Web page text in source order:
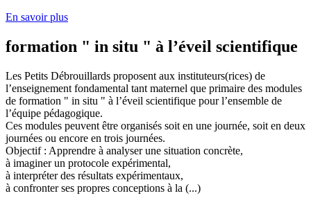
En savoir plus
formation " in situ " à l’éveil scientifique
Les Petits Débrouillards proposent aux instituteurs(rices) de
l’enseignement fondamental tant maternel que primaire des modules
de formation " in situ " à l’éveil scientifique pour l’ensemble de
l’équipe pédagogique.
Ces modules peuvent être organisés soit en une journée, soit en deux
journées ou encore en trois journées.
Objectif : Apprendre à analyser une situation concrète,
à imaginer un protocole expérimental,
à interpréter des résultats expérimentaux,
à confronter ses propres conceptions à la (...)